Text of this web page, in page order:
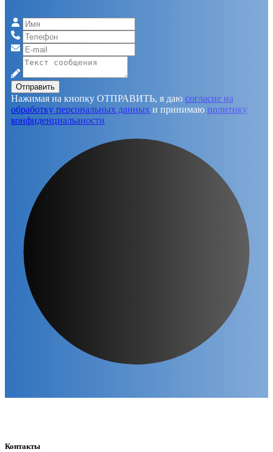
Отправить
Нажимая на кнопку ОТПРАВИТЬ, я даю согласие на
обработку персональных данных и принимаю политику
конфиденциальаности
Контакты